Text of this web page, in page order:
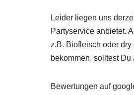
Leider liegen uns
Partyservice anbietet.
z.B. Biofleisch oder
bekommen, solltest
Bewertungen auf